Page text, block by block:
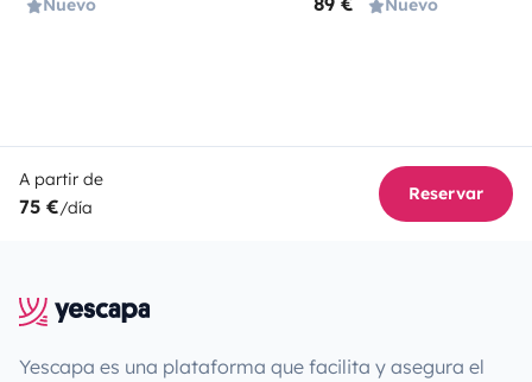
Nuevo Nuevo
A partir de
75 €/día
Reservar
Yescapa es una plataforma que facilita y asegura el